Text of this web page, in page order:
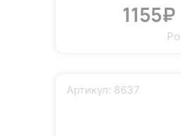
1155₽
Артикул: 8637